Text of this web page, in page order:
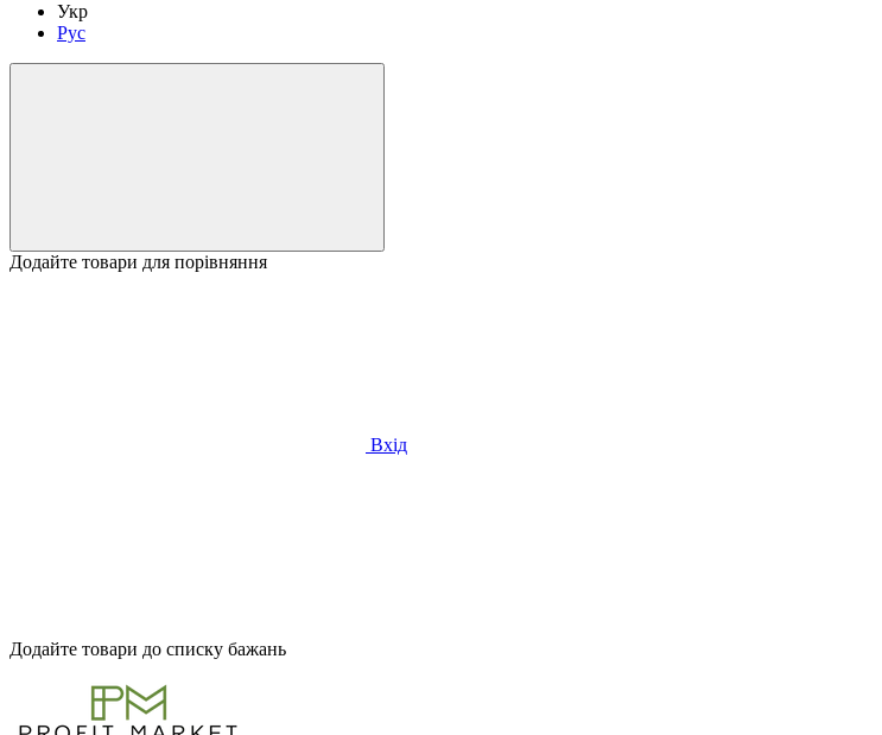
Укр
Рус
Додайте товари для порівняння
Вхід
Додайте товари до списку бажань